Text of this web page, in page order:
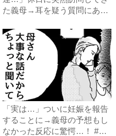
た義母→耳を疑う質問にあ
「実は…」ついに妊娠を報告
することに→義母の予想もし
なかった反応に驚愕…！ #